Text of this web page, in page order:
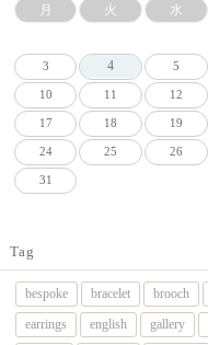
月 火 水
3 4 5
10 11 12
17 18 19
24 25 26
31
Tag
bespoke bracelet brooch
earrings
english gallery